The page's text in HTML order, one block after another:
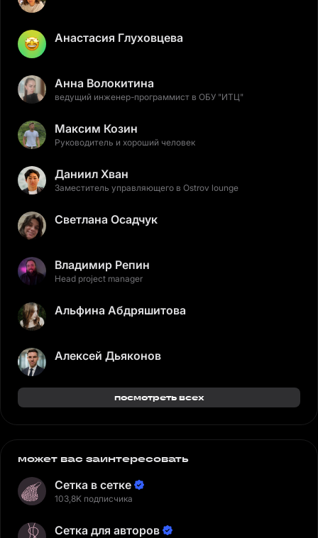
Анастасия Глуховцева
Анна Волокитина
ведущий инженер-программист в ОБУ "ИТЦ"
Максим Козин
Руководитель и хороший человек
Даниил Хван
Заместитель управляющего в Ostrov lounge
Светлана Осадчук
Владимир Репин
Head project manager
Альфина Абдряшитова
Алексей Дьяконов
посмотреть всех
может вас заинтересовать
Сетка в сетке
103,8K подписчика
Сетка для авторов